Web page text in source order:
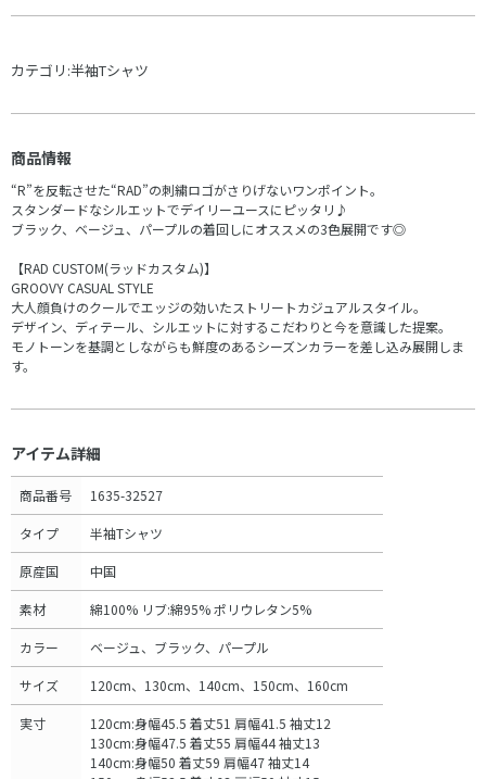
カテゴリ:半袖Tシャツ
商品情報
“R”を反転させた“RAD”の刺繍ロゴがさりげないワンポイント。
スタンダードなシルエットでデイリーユースにピッタリ♪
ブラック、ベージュ、パープルの着回しにオススメの3色展開です◎
【RAD CUSTOM(ラッドカスタム)】
GROOVY CASUAL STYLE
大人顔負けのクールでエッジの効いたストリートカジュアルスタイル。
デザイン、ディテール、シルエットに対するこだわりと今を意識した提案。
モノトーンを基調としながらも鮮度のあるシーズンカラーを差し込み展開しま
す。
アイテム詳細
商品番号 1635-32527
タイプ 半袖Tシャツ
原産国 中国
素材 綿100% リブ:綿95% ポリウレタン5%
カラー ベージュ、ブラック、パープル
サイズ 120cm、130cm、140cm、150cm、160cm
実寸
120cm:身幅45.5 着丈51 肩幅41.5 袖丈12
130cm:身幅47.5 着丈55 肩幅44 袖丈13
140cm:身幅50 着丈59 肩幅47 袖丈14